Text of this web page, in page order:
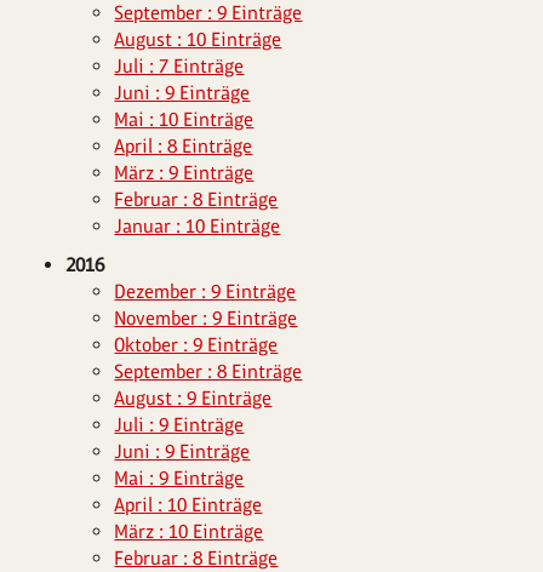
September : 9 Einträge
August : 10 Einträge
Juli : 7 Einträge
Juni : 9 Einträge
Mai : 10 Einträge
April : 8 Einträge
März : 9 Einträge
Februar : 8 Einträge
Januar : 10 Einträge
2016
Dezember : 9 Einträge
November : 9 Einträge
Oktober : 9 Einträge
September : 8 Einträge
August : 9 Einträge
Juli : 9 Einträge
Juni : 9 Einträge
Mai : 9 Einträge
April : 10 Einträge
März : 10 Einträge
Februar : 8 Einträge